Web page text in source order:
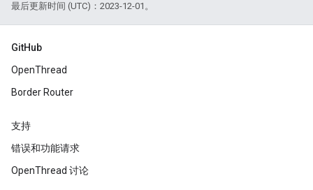
最后更新时间 (UTC)：2023-12-01。
GitHub
OpenThread
Border Router
支持
错误和功能请求
OpenThread 讨论